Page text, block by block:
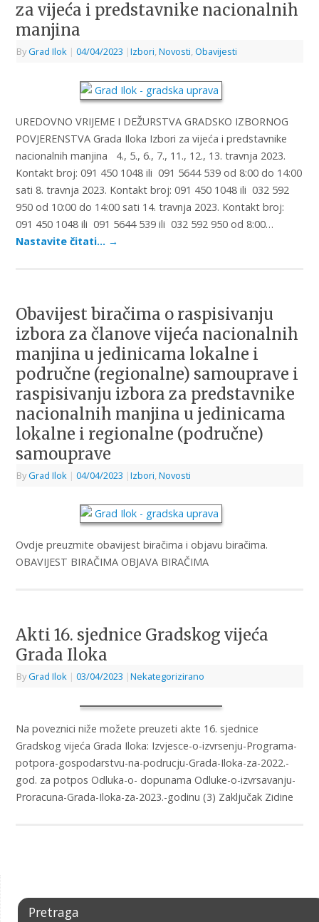
za vijeća i predstavnike nacionalnih
manjina
ByGrad Ilok | 04/04/2023 |Izbori, Novosti, Obavijesti
UREDOVNO VRIJEME I DEŽURSTVA GRADSKO IZBORNOG
POVJERENSTVA Grada Iloka Izbori za vijeća i predstavnike
nacionalnih manjina 4., 5., 6., 7., 11., 12., 13. travnja 2023.
Kontakt broj: 091 450 1048 ili 091 5644 539 od 8:00 do 14:00
sati 8. travnja 2023. Kontakt broj: 091 450 1048 ili 032 592
950 od 10:00 do 14:00 sati 14. travnja 2023. Kontakt broj:
091 450 1048 ili 091 5644 539 ili 032 592 950 od 8:00…
Nastavite čitati… →
Obavijest biračima o raspisivanju
izbora za članove vijeća nacionalnih
manjina u jedinicama lokalne i
područne (regionalne) samouprave i
raspisivanju izbora za predstavnike
nacionalnih manjina u jedinicama
lokalne i regionalne (područne)
samouprave
ByGrad Ilok | 04/04/2023 |Izbori Novosti
Ovdje preuzmite obavijest biračima i objavu biračima.
OBAVIJEST BIRAČIMA OBJAVA BIRAČIMA
Akti 16. sjednice Gradskog vijeća
Grada Iloka
ByGrad Ilok | 03/04/2023 |Nekategorizirano
Na poveznici niže možete preuzeti akte 16. sjednice
Gradskog vijeća Grada Iloka: Izvjesce-o-izvrsenju-Programa-
potpora-gospodarstvu-na-podrucju-Grada-Iloka-za-2022.-
god. za potpos Odluka-o- dopunama Odluke-o-izvrsavanju-
Proracuna-Grada-Iloka-za-2023.-godinu (3) Zaključak Zidine
Pretraga